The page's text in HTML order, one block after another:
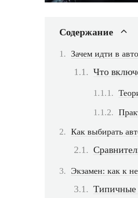
Содержание
Зачем идти в
Что
Как выбирать
Экзамен: как к
Типичные